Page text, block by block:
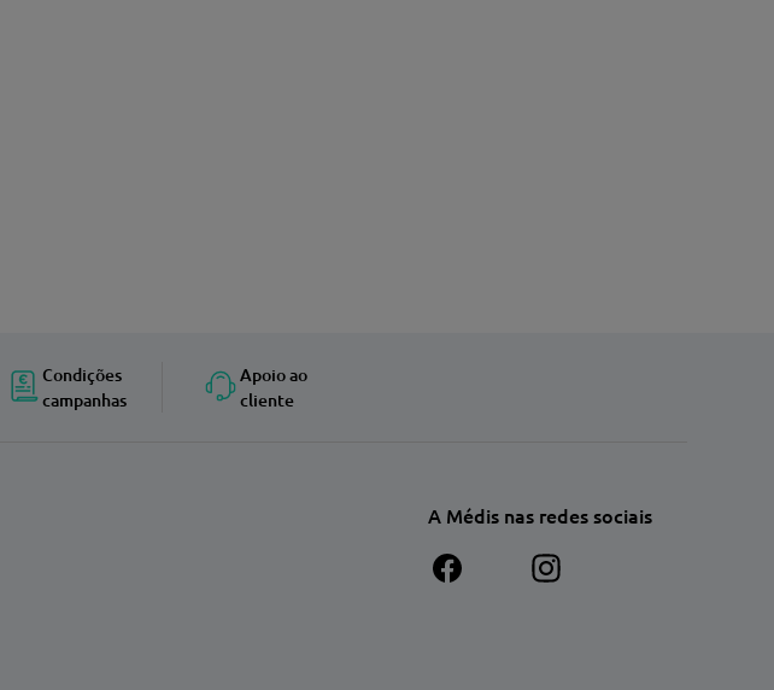
Condições
campanhas
Apoio ao
cliente
A Médis nas redes sociais